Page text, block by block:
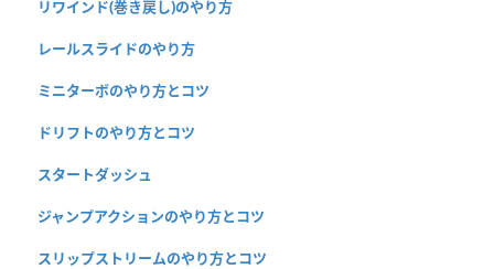
リワインド(巻き戻し)のやり方
レールスライドのやり方
ミニターボのやり方とコツ
ドリフトのやり方とコツ
スタートダッシュ
ジャンプアクションのやり方とコツ
スリップストリームのやり方とコツ